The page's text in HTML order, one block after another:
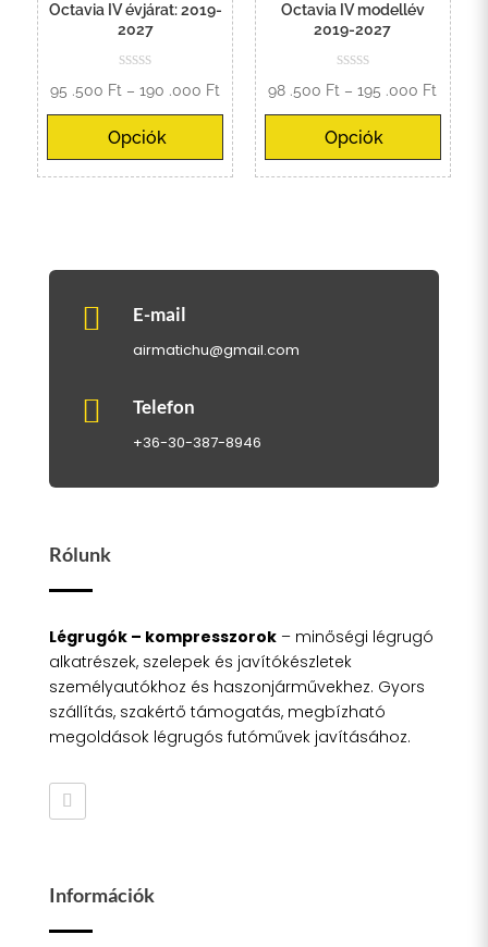
Octavia IV évjárat: 2019-
2027
95 .500 Ft – 190 .000 Ft Ártartomány:
95
.500 Ft
-
Opciók
Octavia IV modellév
2019-2027
98 .500 Ft – 195 .000 Ft
98
.500 Ft
-
Opciók
 E-mail
airmatichu@gmail.com
 Telefon
+36-30-387-8946
Rólunk
Légrugók – kompresszorok– minőségi légrugó
alkatrészek, szelepek és javítókészletek
személyautókhoz és haszonjárművekhez. Gyors
szállítás, szakértő támogatás, megbízható
megoldások légrugós futóművek javításához.
Információk